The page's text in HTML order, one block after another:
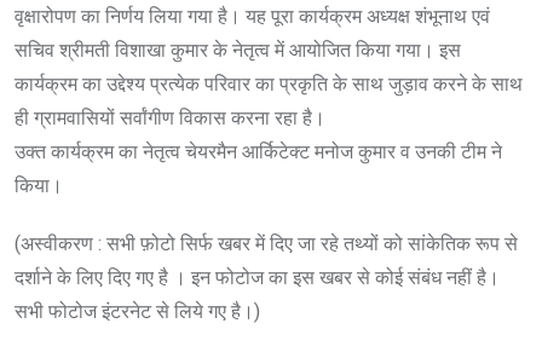
वृक्षारोपण का निर्णय लिया गया है। यह पूरा कार्यक्रम अध्यक्ष शंभूनाथ एवं
सचिव श्रीमती विशाखा कुमार के नेतृत्व में आयोजित किया गया। इस
कार्यक्रम का उद्देश्य प्रत्येक परिवार का प्रकृति के साथ जुड़ाव करने के साथ
ही ग्रामवासियों सर्वांगीण विकास करना रहा है।
उक्त कार्यक्रम का नेतृत्व चेयरमैन आर्किटेक्ट मनोज कुमार व उनकी टीम ने
किया।
(अस्वीकरण : सभी फ़ोटो सिर्फ खबर में दिए जा रहे तथ्यों को सांकेतिक रूप से
दर्शाने के लिए दिए गए है । इन फोटोज का इस खबर से कोई संबंध नहीं है।
सभी फोटोज इंटरनेट से लिये गए है।)